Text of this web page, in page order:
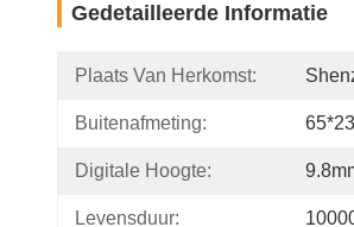
Gedetailleerde Informatie
Plaats Van Herkomst:
Buitenafmeting:
Digitale Hoogte:
Levensduur: